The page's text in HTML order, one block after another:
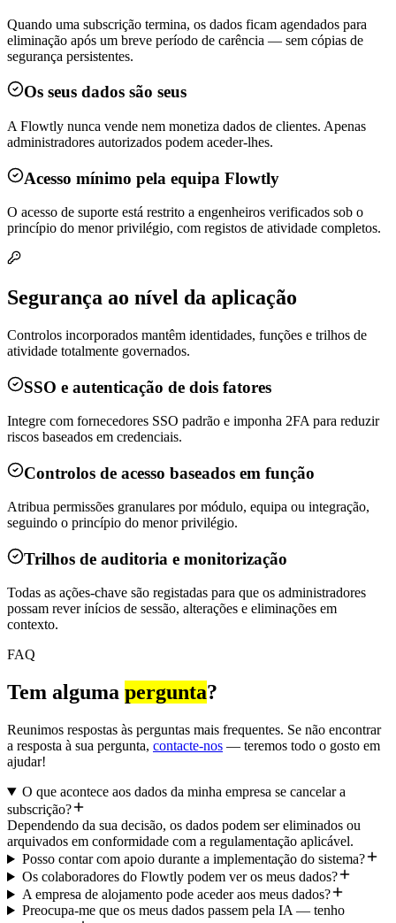
Quando uma subscrição termina, os dados ficam agendados para
eliminação após um breve período de carência — sem cópias de
segurança persistentes.
Os seus dados são seus
A Flowtly nunca vende nem monetiza dados de clientes. Apenas
administradores autorizados podem aceder-lhes.
Acesso mínimo pela equipa Flowtly
O acesso de suporte está restrito a engenheiros verificados sob o
princípio do menor privilégio, com registos de atividade completos.
Segurança ao nível da aplicação
Controlos incorporados mantêm identidades, funções e trilhos de
atividade totalmente governados.
SSO e autenticação de dois fatores
Integre com fornecedores SSO padrão e imponha 2FA para reduzir
riscos baseados em credenciais.
Controlos de acesso baseados em função
Atribua permissões granulares por módulo, equipa ou integração,
seguindo o princípio do menor privilégio.
Trilhos de auditoria e monitorização
Todas as ações-chave são registadas para que os administradores
possam rever inícios de sessão, alterações e eliminações em
contexto.
FAQ
Tem alguma pergunta?
Reunimos respostas às perguntas mais frequentes. Se não encontrar
a resposta à sua pergunta, contacte-nos — teremos todo o gosto em
ajudar!
O que acontece aos dados da minha empresa se cancelar a
subscrição?
Dependendo da sua decisão, os dados podem ser eliminados ou
arquivados em conformidade com a regulamentação aplicável.
Posso contar com apoio durante a implementação do sistema?
Os colaboradores do Flowtly podem ver os meus dados?
A empresa de alojamento pode aceder aos meus dados?
Preocupa-me que os meus dados passem pela IA — tenho